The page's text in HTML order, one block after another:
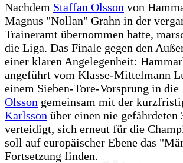
Nachdem Staffan Olsson von
Magnus "Nollan" Grahn in der
Traineramt übernommen hatte,
die Liga. Das Finale gegen den
einer klaren Angelegenheit:
angeführt vom Klasse-Mittelmann
einem Sieben-Tore-Vorsprung in die
Olsson gemeinsam mit der
Karlsson über einen nie
verteidigt, sich erneut für die
soll auf europäischer Ebene das
Fortsetzung finden.